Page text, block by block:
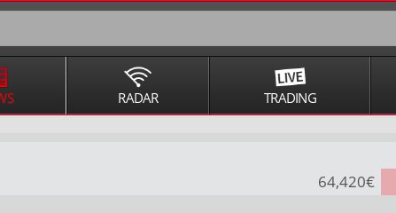
RADAR TRADING
64,420€